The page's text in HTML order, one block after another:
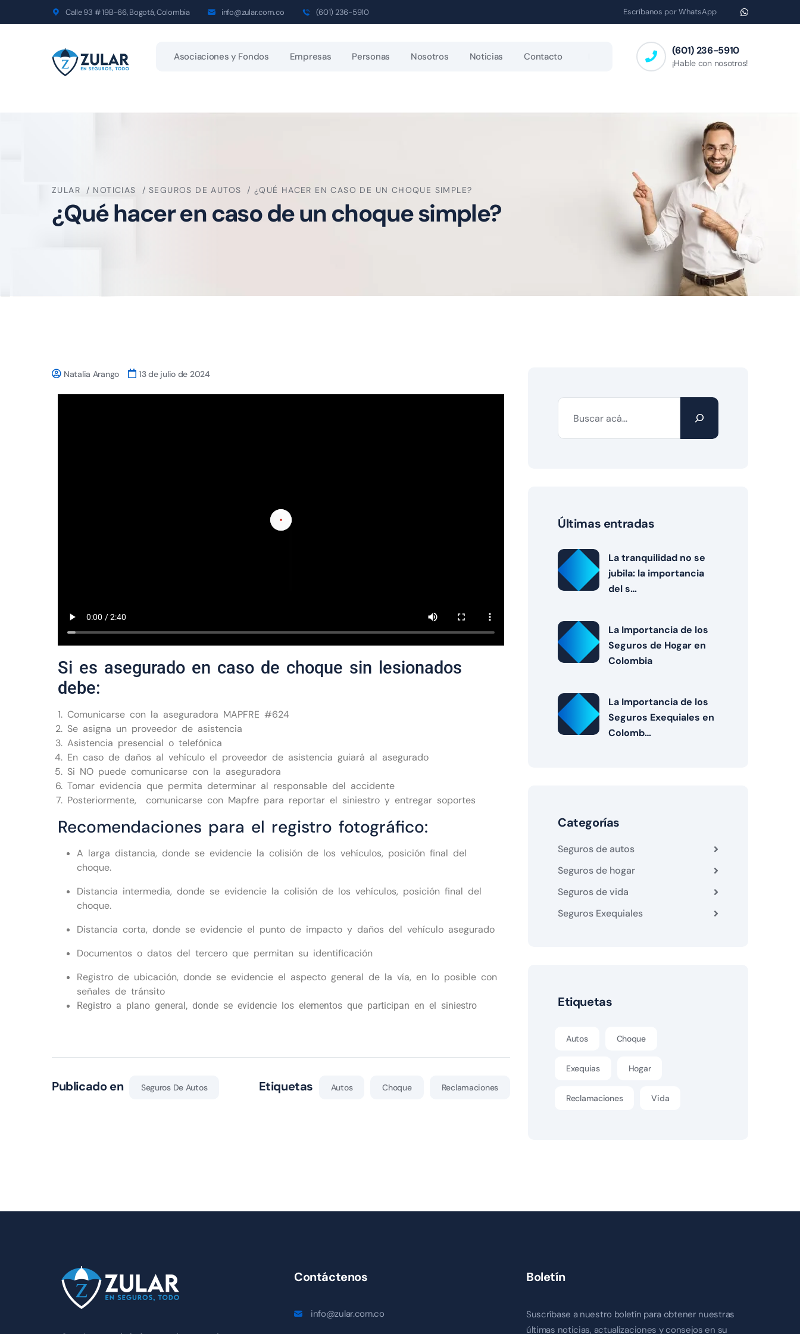
Calle 93 # 19B-66, Bogotá, Colombia info@zular.com.co (601) 236-5910 Escríbanos por WhatsApp
Asociaciones y Fondos Empresas Personas Nosotros Noticias Contacto (601) 236-5910
¡Hable con nosotros!
ZULAR NOTICIAS SEGUROS DE AUTOS ¿QUÉ HACER EN CASO DE UN CHOQUE SIMPLE?
¿Qué hacer en caso de un choque simple?
Natalia Arango 13 de julio de 2024
Si es asegurado en caso de choque sin lesionados
debe:
Comunicarse con la aseguradora MAPFRE #624
Se asigna un proveedor de asistencia
Asistencia presencial o telefónica
En caso de daños al vehículo el proveedor de asistencia guiará al asegurado
Si NO puede comunicarse con la aseguradora
Tomar evidencia que permita determinar al responsable del accidente
Posteriormente, comunicarse con Mapfre para reportar el siniestro y entregar soportes
Recomendaciones para el registro fotográfico:
A larga distancia, donde se evidencie la colisión de los vehículos, posición final del
choque.
Distancia intermedia, donde se evidencie la colisión de los vehículos, posición final del
choque.
Distancia corta, donde se evidencie el punto de impacto y daños del vehículo asegurado
Documentos o datos del tercero que permitan su identificación
Registro de ubicación, donde se evidencie el aspecto general de la vía, en lo posible con
señales de tránsito
Registro a plano general, donde se evidencie los elementos que participan en el siniestro
Publicado en Seguros De Autos Etiquetas Autos Choque Reclamaciones
Últimas entradas
La tranquilidad no se
jubila: la importancia
del s…
La Importancia de los
Seguros de Hogar en
Colombia
La Importancia de los
Seguros Exequiales en
Colomb…
Categorías
Seguros de autos
Seguros de hogar
Seguros de vida
Seguros Exequiales
Etiquetas
Autos Choque
Exequias Hogar
Reclamaciones Vida
Contáctenos
info@zular.com.co
Boletín
Suscríbase a nuestro boletín para obtener nuestras
últimas noticias, actualizaciones y consejos en su